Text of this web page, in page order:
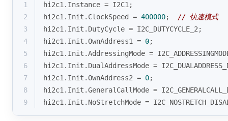
1
hi2c1.Instance = I2C1;
2
hi2c1.Init.ClockSpeed = 400000; // 快速模式
3
hi2c1.Init.DutyCycle = I2C_DUTYCYCLE_2;
4
hi2c1.Init.OwnAddress1 = 0;
5
hi2c1.Init.AddressingMode =
6
hi2c1.Init.DualAddressMode =
7
hi2c1.Init.OwnAddress2 = 0;
8
hi2c1.Init.GeneralCallMode =
9
hi2c1.Init.NoStretchMode =